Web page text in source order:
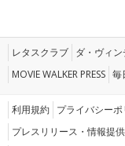
レタスクラブ ダ・ヴィ
MOVIE WALKER PRESS 毎
利用規約 プライバシーポ
プレスリリース・情報提供